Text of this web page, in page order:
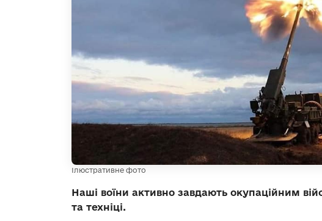
Ілюстративне фото
Наші воїни активно завдають окупаційним
та техніці.